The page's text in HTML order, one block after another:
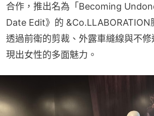
合作，推出名為「Becoming
Date Edit》的 &Co.LLABORATION
透過前衛的剪裁、外露車縫線與不
現出女性的多面魅力。